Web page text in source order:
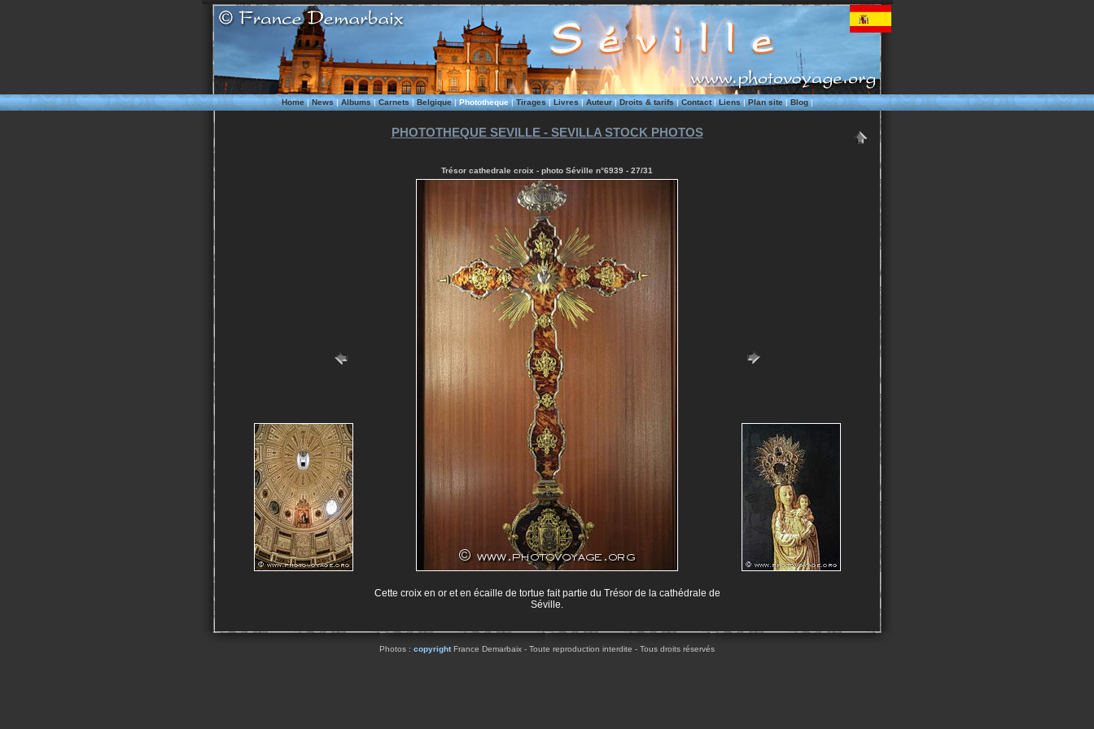
Home|News| Albums| Carnets|Belgique|Phototheque|Tirages|Livres|Auteur|Droits & tarifs|Contact|Liens|Plan site|Blog|
PHOTOTHEQUE SEVILLE - SEVILLA STOCK PHOTOS
Trésor cathedrale croix - photo Séville n°6939 - 27/31
Cette croix en or et en écaille de tortue fait partie du Trésor de la cathédrale de
Séville.
Photos : copyrightFrance Demarbaix - Toute reproduction interdite - Tous droits réservés